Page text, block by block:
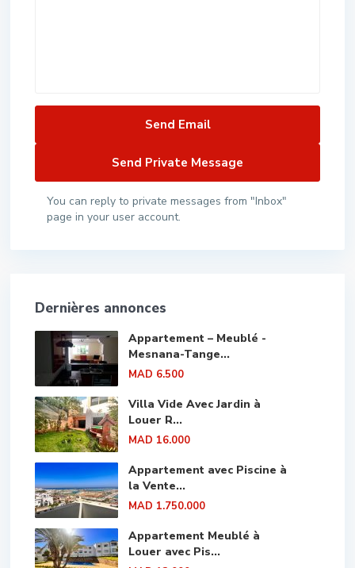
You can reply to private messages from "Inbox"
page in your user account.
Dernières annonces
Appartement – Meublé -
Mesnana-Tange...
MAD 6.500
Villa Vide Avec Jardin à
Louer R...
MAD 16.000
Appartement avec Piscine à
la Vente...
MAD 1.750.000
Appartement Meublé à
Louer avec Pis...